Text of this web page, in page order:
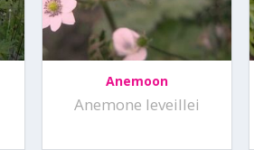
Anemoon
Anemone leveillei